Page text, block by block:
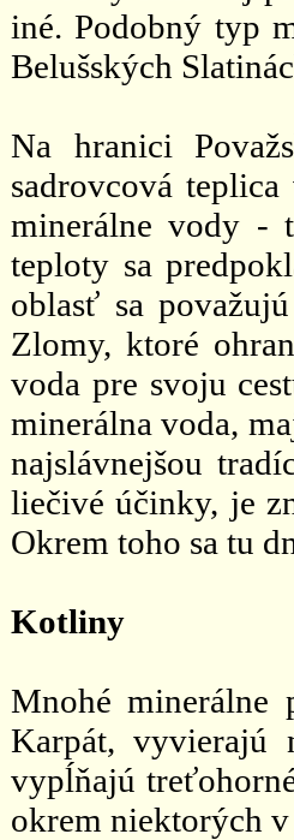
iné. Podobný typ
Belušských
Na hranici
sadrovcová
minerálne vody -
teploty sa
oblasť sa
Zlomy, ktoré
voda pre svoju
minerálna voda,
najslávnejšou
liečivé účinky, je
Okrem toho sa tu
Kotliny
Mnohé minerálne
Karpát, vyvierajú
vypĺňajú
okrem niektorých